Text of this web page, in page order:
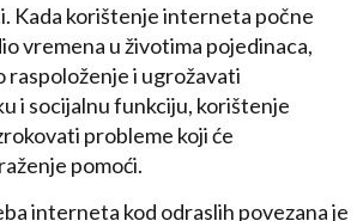
Kada korištenje interneta počne
vremena u životima pojedinaca,
raspoloženje i ugrožavati
i socijalnu funkciju, korištenje
probleme koji će
pomoći.
interneta kod odraslih povezana je